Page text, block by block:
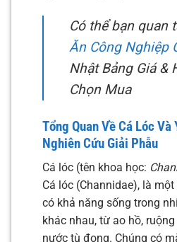
Có thể bạn quan
Ăn Công Nghiệp
Nhật Bảng Giá &
Chọn Mua
Tổng Quan Về Cá Lóc
Nghiên Cứu Giải Phẫu
Cá lóc (tên khoa học:
Cá lóc (Channidae), là
có khả năng sống trong
khác nhau, từ ao hồ,
nước tù đọng. Chúng có